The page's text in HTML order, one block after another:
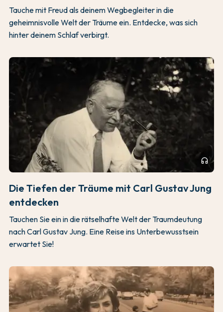
Tauche mit Freud als deinem Wegbegleiter in die
geheimnisvolle Welt der Träume ein. Entdecke, was sich
hinter deinem Schlaf verbirgt.
headphones
Die Tiefen der Träume mit Carl Gustav Jung
entdecken
Tauchen Sie ein in die rätselhafte Welt der Traumdeutung
nach Carl Gustav Jung. Eine Reise ins Unterbewusstsein
erwartet Sie!